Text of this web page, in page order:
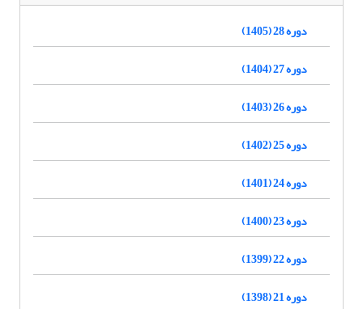
دوره 28 (1405)
دوره 27 (1404)
دوره 26 (1403)
دوره 25 (1402)
دوره 24 (1401)
دوره 23 (1400)
دوره 22 (1399)
دوره 21 (1398)